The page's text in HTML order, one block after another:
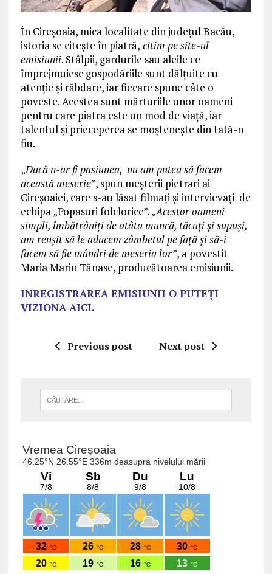
În Cireşoaia, mica localitate din judeţul Bacău,
istoria se citeşte în piatră, citim pe site-ul
emisiunii. Stâlpii, gardurile sau aleile ce
împrejmuiesc gospodăriile sunt dălţuite cu
atenţie şi răbdare, iar fiecare spune câte o
poveste. Acestea sunt mărturiile unor oameni
pentru care piatra este un mod de viaţă, iar
talentul şi prieceperea se moşteneşte din tată-n
fiu.
„Dacă n-ar fi pasiunea, nu am putea să facem
această meserie”, spun meşterii pietrari ai
Cireşoaiei, care s-au lăsat filmaţi şi intervievaţi de
echipa „Popasuri folclorice”. „Acestor oameni
simpli, îmbătrâniţi de atâta muncă, tăcuţi şi supuşi,
am reuşit să le aducem zâmbetul pe faţă şi să-i
facem să fie mândri de meseria lor”, a povestit
Maria Marin Tănase, producătoarea emisiunii.
INREGISTRAREA EMISIUNII O PUTEȚI
VIZIONA AICI.
Previous post Next post